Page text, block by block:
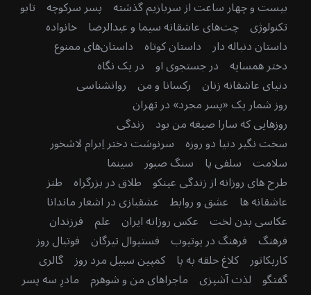
بیست و چهار ساعت از سربازیم گذشته پسر سرکوچه تابو
تکنولوژی چت‌های عاشقانه سیما و عبدالرضا خانواده
داستان دنباله دار داستان کوتاه داستان‌های ممنوع
دختر همسایه در جستجوی او در یک نگاه
دنیای عاشقانه زنان رکسانا و من روانشناسی
روز شمار یک «پسر مجرد» در تهران
روزهایی که سارا صیغه من بود زندگی
سخت نگیر دنیا دو روزه سرنوشت دختر اِبرام لاشخور
سلامت سلفی پا سنگ صبور سینما
طرح های روزانه از زندگی عینکو طلاق در بزرگراه طنز
عاشقانه ها عشق و روابط عشقبازی در اشعار ماندانا
عکاسی بدن لخت عکس روزانه ایران علم فرزندان
فرهنگ فرهنگ در یوتیوب فستیوال تیرگان فوتبال روز
کاریکاتور کلاغ حلقه به پا کمپین سبیل مرد روز گالری
گفتگو لذت آشپزی ماجراهای من و شوهرم مادرِ سه پسر